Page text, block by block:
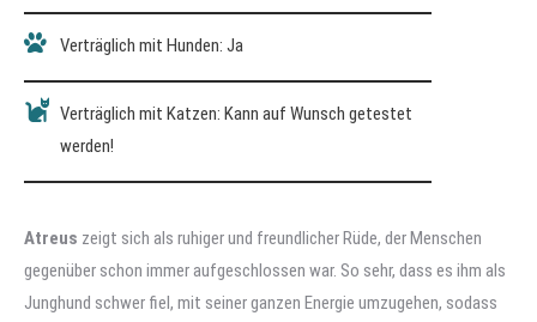
Verträglich mit Hunden: Ja
Verträglich mit Katzen: Kann auf Wunsch getestet
werden!
Atreus zeigt sich als ruhiger und freundlicher Rüde, der Menschen
gegenüber schon immer aufgeschlossen war. So sehr, dass es ihm als
Junghund schwer fiel, mit seiner ganzen Energie umzugehen, sodass